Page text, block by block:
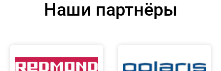
Наши партнёры